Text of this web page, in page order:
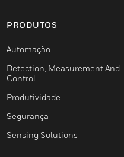
PRODUTOS
Automação
Detection, Measurement And
Control
Produtividade
Segurança
Sensing Solutions